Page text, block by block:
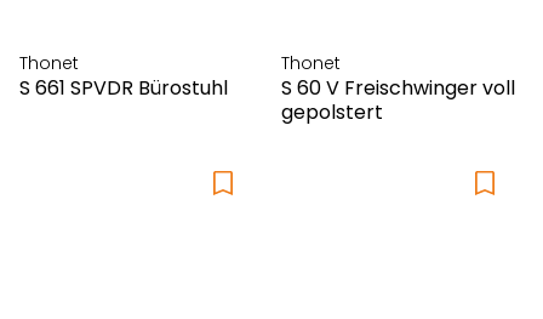
Thonet
S 661 SPVDR Bürostuhl
Thonet
S 60 V Freischwinger voll
gepolstert